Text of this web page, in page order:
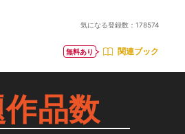
気になる登録数： 178574
無料あり 関連ブック
品数